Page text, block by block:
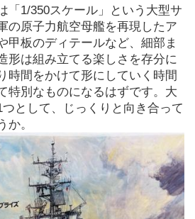
「1/350スケール」という大型サ
の原子力航空母艦を再現したア
甲板のディテールなど、細部ま
形は組み立てる楽しさを存分に
時間をかけて形にしていく時間
特別なものになるはずです。大
として、じっくりと向き合って
か。